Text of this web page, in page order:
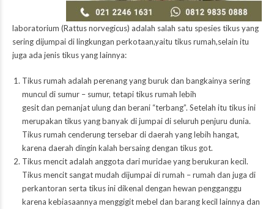
laboratorium (Rattus norvegicus) adalah salah satu spesies tikus yang
sering dijumpai di lingkungan perkotaan,yaitu tikus rumah,selain itu
juga ada jenis tikus yang lainnya:
Tikus rumah adalah perenang yang buruk dan bangkainya sering
muncul di sumur – sumur, tetapi tikus rumah lebih
gesit dan pemanjat ulung dan berani “terbang”. Setelah itu tikus ini
merupakan tikus yang banyak di jumpai di seluruh penjuru dunia.
Tikus rumah cenderung tersebar di daerah yang lebih hangat,
karena daerah dingin kalah bersaing dengan tikus got.
Tikus mencit adalah anggota dari muridae yang berukuran kecil.
Tikus mencit sangat mudah dijumpai di rumah – rumah dan juga di
perkantoran serta tikus ini dikenal dengan hewan pengganggu
karena kebiasaannya menggigit mebel dan barang kecil lainnya dan